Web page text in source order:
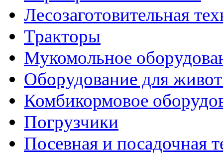
Лесозаготовительная
Тракторы
Мукомольное
Оборудование для
Комбикормовое
Погрузчики
Посевная и посадочная